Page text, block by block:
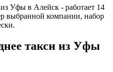
Уфы в Алейск - работает 14
выбранной компании, набор
такси из Уфы